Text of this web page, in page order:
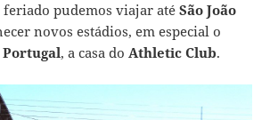
feriado pudemos viajar até São João
novos estádios, em especial o
Portugal, a casa do Athletic Club.